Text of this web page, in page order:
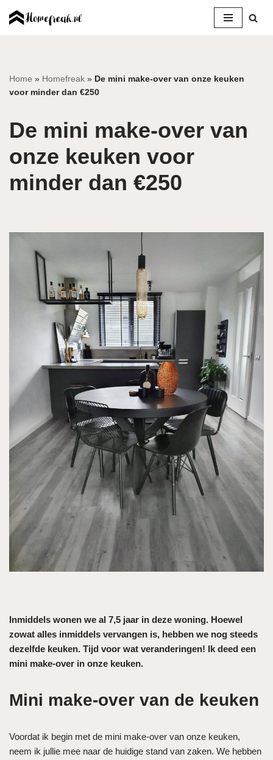
inhoud
Home » Homefreak » De mini make-over van onze keuken
voor minder dan €250
De mini make-over van
onze keuken voor
minder dan €250
Inmiddels wonen we al 7,5 jaar in deze woning. Hoewel
zowat alles inmiddels vervangen is, hebben we nog steeds
dezelfde keuken. Tijd voor wat veranderingen! Ik deed een
mini make-over in onze keuken.
Mini make-over van de keuken
Voordat ik begin met de mini make-over van onze keuken,
neem ik jullie mee naar de huidige stand van zaken. We hebben